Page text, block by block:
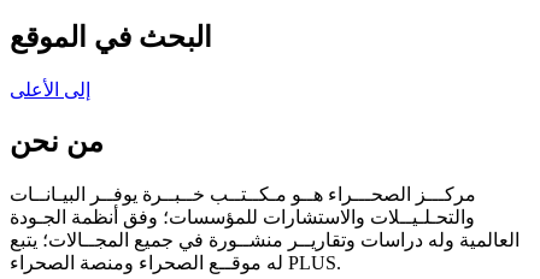
البحث في الموقع
إلى الأعلى
من نحن
مركـــز الصحـــراء هــو مـكــتــب خــبــرة يوفــر البيـانــات
والتحـلـيــلات والاستشارات للمؤسسات؛ وفق أنظمة الجـودة
العالمية وله دراسات وتقاريــر منشــورة في جميع المجــالات؛ يتبع
له موقــع الصحراء ومنصة الصحراء PLUS.